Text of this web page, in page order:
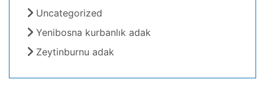
Uncategorized
Yenibosna kurbanlık adak
Zeytinburnu adak